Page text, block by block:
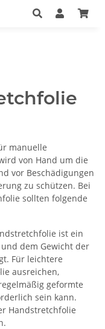
manuelle
von Hand um die
vor Beschädigungen
zu schützen. Bei
sollten folgende
ist ein
dem Gewicht der
Für leichtere
ausreichen,
geformte
sein kann.
Handstretchfolie